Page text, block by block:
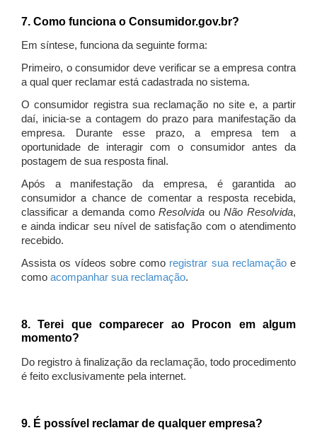
7. Como funciona o Consumidor.gov.br?
Em síntese, funciona da seguinte forma:
Primeiro, o consumidor deve verificar se a empresa contra
a qual quer reclamar está cadastrada no sistema.
O consumidor registra sua reclamação no site e, a partir
daí, inicia-se a contagem do prazo para manifestação da
empresa. Durante esse prazo, a empresa tem a
oportunidade de interagir com o consumidor antes da
postagem de sua resposta final.
Após a manifestação da empresa, é garantida ao
consumidor a chance de comentar a resposta recebida,
classificar a demanda comoResolvida ouNão Resolvida,
e ainda indicar seu nível de satisfação com o atendimento
recebido.
Assista os vídeos sobre como registrar sua reclamaçãoe
como acompanhar sua reclamação.
8. Terei que comparecer ao Procon em algum
momento?
Do registro à finalização da reclamação, todo procedimento
é feito exclusivamente pela internet.
9. É possível reclamar de qualquer empresa?